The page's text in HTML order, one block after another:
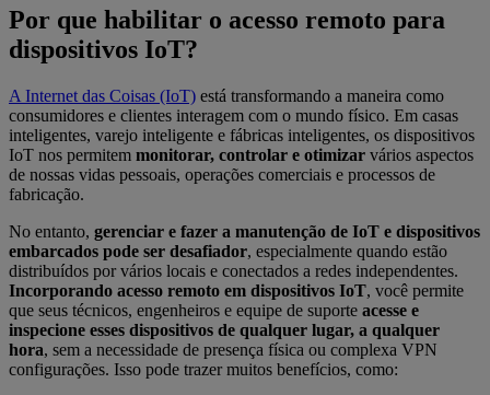
Por que habilitar o acesso remoto para
dispositivos IoT?
A Internet das Coisas (IoT) está transformando a maneira como
consumidores e clientes interagem com o mundo físico. Em casas
inteligentes, varejo inteligente e fábricas inteligentes, os dispositivos
IoT nos permitem monitorar, controlar e otimizar vários aspectos
de nossas vidas pessoais, operações comerciais e processos de
fabricação.
No entanto, gerenciar e fazer a manutenção de IoT e dispositivos
embarcados pode ser desafiador, especialmente quando estão
distribuídos por vários locais e conectados a redes independentes.
Incorporando acesso remoto em dispositivos IoT, você permite
que seus técnicos, engenheiros e equipe de suporte acesse e
inspecione esses dispositivos de qualquer lugar, a qualquer
hora, sem a necessidade de presença física ou complexa VPN
configurações. Isso pode trazer muitos benefícios, como: